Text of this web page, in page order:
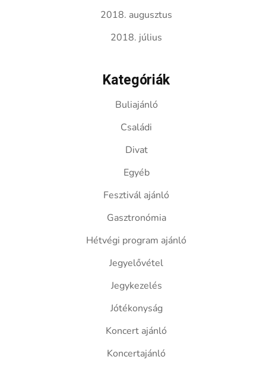
2018. augusztus
2018. július
Kategóriák
Buliajánló
Családi
Divat
Egyéb
Fesztivál ajánló
Gasztronómia
Hétvégi program ajánló
Jegyelővétel
Jegykezelés
Jótékonyság
Koncert ajánló
Koncertajánló